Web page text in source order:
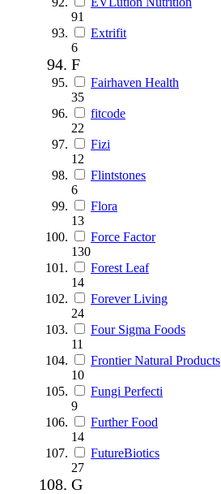
91
Extrifit
6
F
Fairhaven Health
35
fitcode
22
Fizi
12
Flintstones
6
Flora
13
Force Factor
130
Forest Leaf
14
Forever Living
24
Four Sigma Foods
11
Frontier Natural Products
10
Fungi Perfecti
9
Further Food
14
FutureBiotics
27
G